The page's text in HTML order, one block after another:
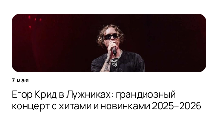
7 мая
Егор Крид в Лужниках: грандиозный
концерт с хитами и новинками 2025–2026